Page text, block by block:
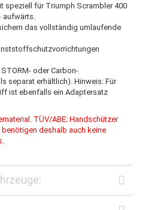
speziell für Triumph Scrambler 400
aufwärts.
das vollständig umlaufende
oder Carbon-
separat erhältlich). Hinweis: Für
ist ebenfalls ein Adaptersatz
TÜV/ABE: Handschützer
deshalb auch keine